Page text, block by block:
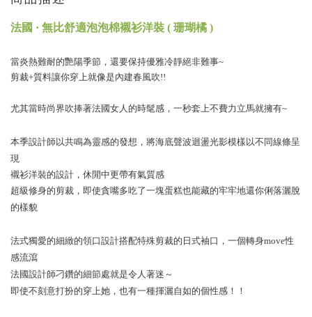
法國 · 無比舒適泡泡棉襯衫洋裝 ( 珊瑚橘 )
當炎熱難耐的艷陽季節，還要保持優雅冷靜絕非難事~
剪裁+質料讓你穿上就像是內建春風吹!!
尤其當時尚界吹捧著法國女人的時髦感，一秒套上不費力立馬就擁有~
本季設計師以共鳴為靈感的發想，將海底聲波迴盪光影模樣以不同線條呈
現
襯衫洋裝的設計，休閒中更帶有氣質感
超級修身的剪裁，即使貪嘴多吃了一塊蛋糕也能藏的牢牢地還你俐落灑脫
的樣貌
法式獨愛的細緻的領口設計搭配特殊剪裁的日式袖口，一個轉身move性
感流瀉
法國設計師刁鑽的細節處就是令人著迷～
即使不刻意打扮的穿上她， 也有一種揮灑自如的個性感！！